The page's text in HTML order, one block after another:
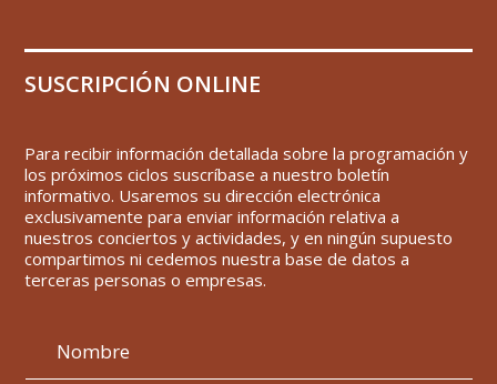
SUSCRIPCIÓN ONLINE
Para recibir información detallada sobre la programación y
los próximos ciclos suscríbase a nuestro boletín
informativo. Usaremos su dirección electrónica
exclusivamente para enviar información relativa a
nuestros conciertos y actividades, y en ningún supuesto
compartimos ni cedemos nuestra base de datos a
terceras personas o empresas.